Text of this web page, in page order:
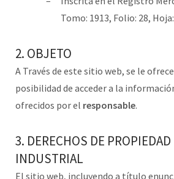
Tomo: 1913, Folio: 28,
2. OBJETO
A Través de este sitio web, se le
posibilidad de acceder a la
ofrecidos por el responsable.
3. DERECHOS DE
INDUSTRIAL
El sitio web, incluyendo a título